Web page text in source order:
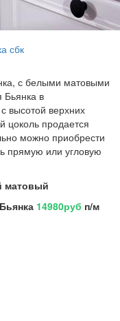
сбк
с белыми матовыми
в
высотой верхних
продается
можно приобрести
прямую или угловую
матовый
14980руб п/м